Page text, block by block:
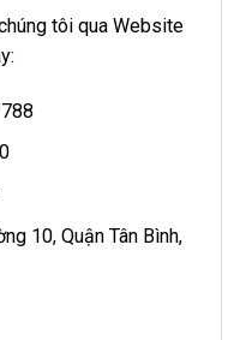
tôi qua Website
10, Quận Tân Bình,